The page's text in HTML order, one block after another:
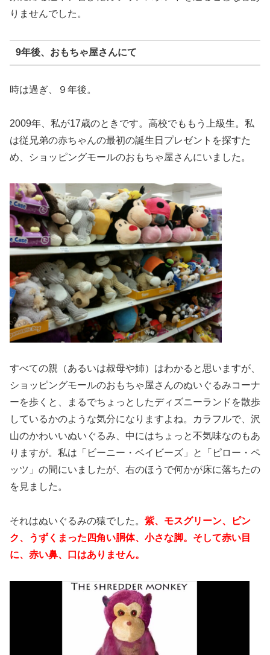
りませんでした。
9年後、おもちゃ屋さんにて
時は過ぎ、９年後。
2009年、私が17歳のときです。高校でももう上級生。私
は従兄弟の赤ちゃんの最初の誕生日プレゼントを探すた
め、ショッピングモールのおもちゃ屋さんにいました。
すべての親（あるいは叔母や姉）はわかると思いますが、
ショッピングモールのおもちゃ屋さんのぬいぐるみコーナ
ーを歩くと、まるでちょっとしたディズニーランドを散歩
しているかのような気分になりますよね。カラフルで、沢
山のかわいいぬいぐるみ、中にはちょっと不気味なのもあ
りますが。私は「ビーニー・ベイビーズ」と「ピロー・ペ
ッツ」の間にいましたが、右のほうで何かが床に落ちたの
を見ました。
それはぬいぐるみの猿でした。 紫、モスグリーン、ピン
ク、うずくまった四角い胴体、小さな脚。そして赤い目
に、赤い鼻、口はありません。